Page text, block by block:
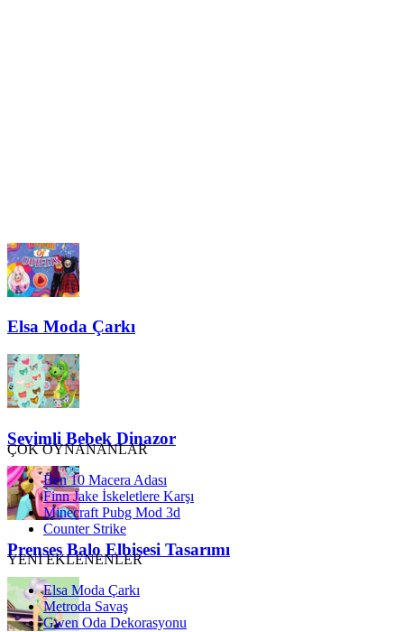
Elsa Moda Çarkı
Sevimli Bebek Dinazor
Prenses Balo Elbisesi Tasarımı
ÇOK OYNANANLAR
Ben 10 Macera Adası
Finn Jake İskeletlere Karşı
Minecraft Pubg Mod 3d
Counter Strike
YENİ EKLENENLER
Elsa Moda Çarkı
Metroda Savaş
Gwen Oda Dekorasyonu